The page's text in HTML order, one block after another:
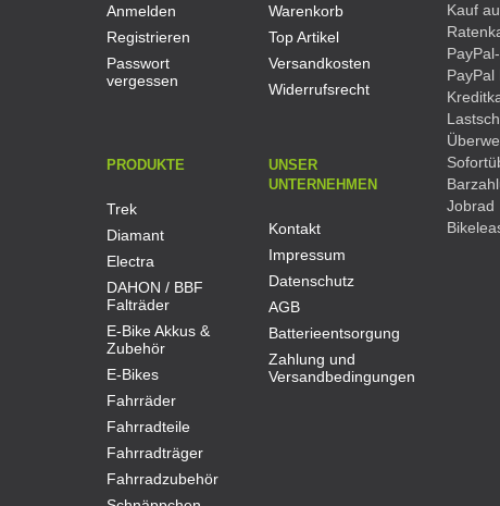
Anmelden
Registrieren
Passwort
vergessen
Warenkorb
Top Artikel
Versandkosten
Widerrufsrecht
PRODUKTE
Trek
Diamant
Electra
DAHON / BBF
Falträder
E-Bike Akkus &
Zubehör
E-Bikes
Fahrräder
Fahrradteile
Fahrradträger
Fahrradzubehör
UNSER
UNTERNEHMEN
Kontakt
Impressum
Datenschutz
AGB
Batterieentsorgung
Zahlung und
Versandbedingungen
Kauf
PayPal
Jobrad